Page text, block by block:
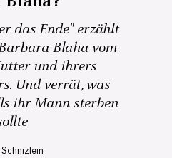
das Ende" erzählt
Blaha vom
und ihrers
Und verrät, was
ihr Mann sterben
Schnizlein